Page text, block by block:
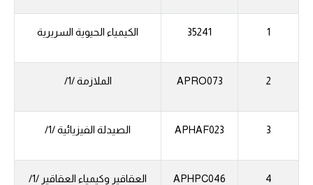
1
35241 الكيمياء الحيوية السريرية
2
APRO073 الملازمة /1/
3
APHAF023 الصيدلة الفيزيائية /1/
4
APHPC046 العقاقير وكيمياء العقاقير /1/